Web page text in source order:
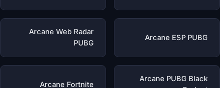
Arcane ESP PUBG
Arcane Web Radar
PUBG
Arcane PUBG Black
Arcane Fortnite